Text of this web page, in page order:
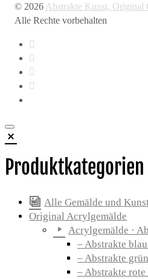
© 2026 Abstrakte Kunst, Original
Alle Rechte vorbehalten
Produktkategorien
Alle Gemälde und
Original Acrylgemälde
Acrylgemälde ·
– Abstrakte
– Abstrakte
– Abstrakte